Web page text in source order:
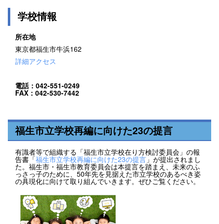
学校情報
所在地
東京都福生市牛浜162
詳細アクセス
電話：042-551-0249
FAX：042-530-7442
福生市立学校再編に向けた23の提言
有識者等で組織する「福生市立学校在り方検討委員会」の報
告書「福生市立学校再編に向けた23の提言」が提出されまし
た。福生市・福生市教育委員会は本提言を踏まえ、未来のふ
っさっ子のために、50年先を見据えた市立学校のあるべき姿
の具現化に向けて取り組んでいきます。ぜひご覧ください。